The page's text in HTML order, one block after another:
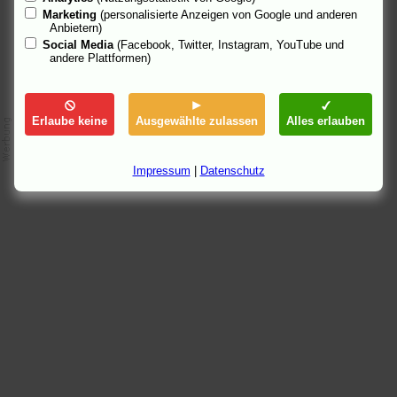
Marketing (personalisierte Anzeigen von Google und anderen
Anbietern)
Social Media (Facebook, Twitter, Instagram, YouTube und
andere Plattformen)
Erlaube keine Ausgewählte zulassen Alles erlauben
Impressum Datenschutz